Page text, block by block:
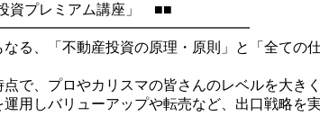
プレミアム講座」 ■■
る、「不動産投資の原理・原則」と「全て
で、プロやカリスマの皆さんのレベルを大き
用しバリューアップや転売など、出口戦略を